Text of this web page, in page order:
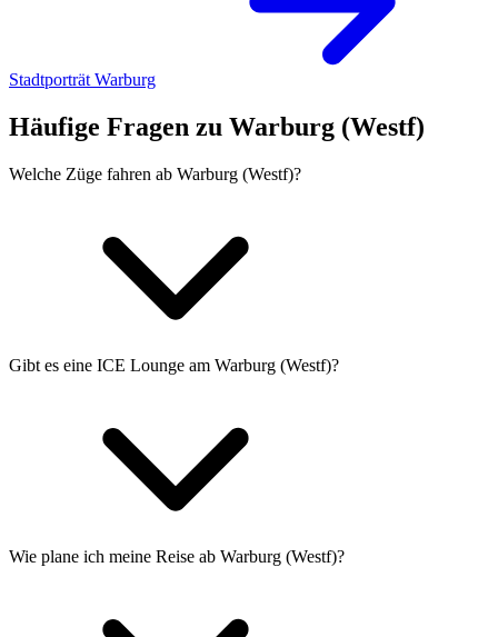
Stadtporträt Warburg
Häufige Fragen zu Warburg (Westf)
Welche Züge fahren ab Warburg (Westf)?
Gibt es eine ICE Lounge am Warburg (Westf)?
Wie plane ich meine Reise ab Warburg (Westf)?